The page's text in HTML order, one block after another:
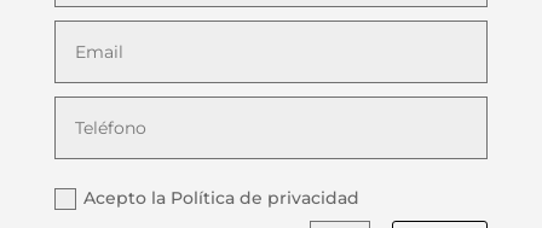
Acepto la Política de privacidad